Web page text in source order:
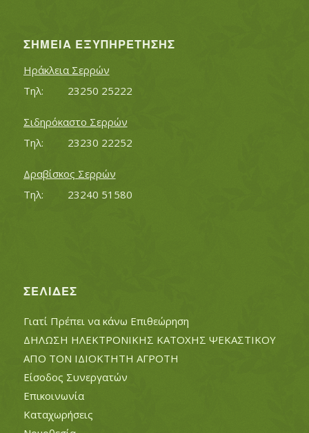
ΣΗΜΕΊΑ ΕΞΥΠΗΡΈΤΗΣΗΣ
Ηράκλεια Σερρών
Τηλ:		23250 25222
Σιδηρόκαστο Σερρών
Τηλ:		23230 22252
Δραβίσκος Σερρών
Τηλ:		23240 51580
ΣΕΛΊΔΕΣ
Γιατί Πρέπει να κάνω Επιθεώρηση
ΔΗΛΩΣΗ ΗΛΕΚΤΡΟΝΙΚΗΣ ΚΑΤΟΧΗΣ ΨΕΚΑΣΤΙΚΟΥ
ΑΠΟ ΤΟΝ ΙΔΙΟΚΤΗΤΗ ΑΓΡΟΤΗ
Είσοδος Συνεργατών
Επικοινωνία
Καταχωρήσεις